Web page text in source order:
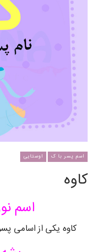
اسم پسر با ک اوستایی
کاوه
اسم
کاوه یکی از اسامی